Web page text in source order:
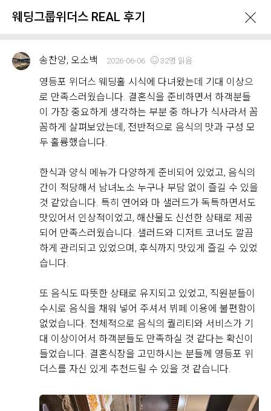
What's New
웨딩그룹위더스 REAL 후기
Withus2,182Real Review
Real 후기 쓰기
조완동, 문수민 2026-08-09 7명 읽음
하게된신부입니다위더스말고도여러군데웨딩홀을투어했
웨딩그룹위더스 REAL 후기
송찬양, 오소백 2026-06-06 32명 읽음
영등포 위더스 웨딩홀 시식에 다녀왔는데 기대 이상으
로 만족스러웠습니다. 결혼식을 준비하면서 하객분들
이 가장 중요하게 생각하는 부분 중 하나가 식사라서 꼼
꼼하게 살펴보았는데, 전반적으로 음식의 맛과 구성 모
두 훌륭했습니다.
한식과 양식 메뉴가 다양하게 준비되어 있었고, 음식의
간이 적당해서 남녀노소 누구나 부담 없이 즐길 수 있을
것 같았습니다. 특히 연어와 마 샐러드가 독특하면서도
맛있어서 인상적이었고, 해산물도 신선한 상태로 제공
되어 만족스러웠습니다. 샐러드와 디저트 코너도 깔끔
하게 관리되고 있었으며, 후식까지 맛있게 즐길 수 있었
습니다.
또 음식도 따뜻한 상태로 유지되고 있었고, 직원분들이
수시로 음식을 채워 넣어 주셔서 뷔페 이용에 불편함이
없었습니다. 전체적으로 음식의 퀄리티와 서비스가 기
대 이상이어서 하객분들도 만족하실 것 같다는 확신이
들었습니다. 결혼식장을 고민하시는 분들께 영등포 위
더스를 자신 있게 추천드릴 수 있을 것 같습니다.